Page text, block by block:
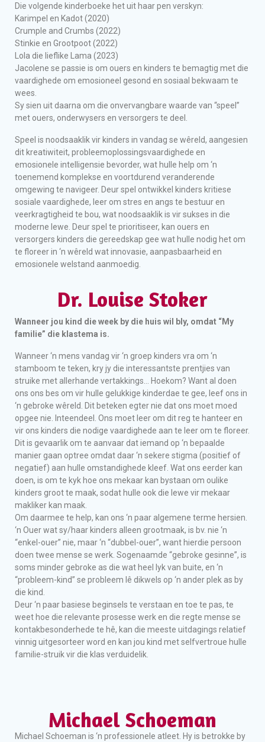
Die volgende kinderboeke het uit haar pen verskyn:
Karimpel en Kadot (2020)
Crumple and Crumbs (2022)
Stinkie en Grootpoot (2022)
Lola die lieflike Lama (2023)
Jacolene se passie is om ouers en kinders te bemagtig met die
vaardighede om emosioneel gesond en sosiaal bekwaam te
wees.
Sy sien uit daarna om die onvervangbare waarde van “speel”
met ouers, onderwysers en versorgers te deel.
Speel is noodsaaklik vir kinders in vandag se wêreld, aangesien
dit kreatiwiteit, probleemoplossingsvaardighede en
emosionele intelligensie bevorder, wat hulle help om ‘n
toenemend komplekse en voortdurend veranderende
omgewing te navigeer. Deur spel ontwikkel kinders kritiese
sosiale vaardighede, leer om stres en angs te bestuur en
veerkragtigheid te bou, wat noodsaaklik is vir sukses in die
moderne lewe. Deur spel te prioritiseer, kan ouers en
versorgers kinders die gereedskap gee wat hulle nodig het om
te floreer in ‘n wêreld wat innovasie, aanpasbaarheid en
emosionele welstand aanmoedig.
Dr. Louise Stoker
Wanneer jou kind die week by die huis wil bly, omdat “My
familie” die klastema is.
Wanneer ‘n mens vandag vir ‘n groep kinders vra om ‘n
stamboom te teken, kry jy die interessantste prentjies van
struike met allerhande vertakkings… Hoekom? Want al doen
ons ons bes om vir hulle gelukkige kinderdae te gee, leef ons in
‘n gebroke wêreld. Dit beteken egter nie dat ons moet moed
opgee nie. Inteendeel. Ons moet leer om dit reg te hanteer en
vir ons kinders die nodige vaardighede aan te leer om te floreer.
Dit is gevaarlik om te aanvaar dat iemand op ‘n bepaalde
manier gaan optree omdat daar ‘n sekere stigma (positief of
negatief) aan hulle omstandighede kleef. Wat ons eerder kan
doen, is om te kyk hoe ons mekaar kan bystaan om oulike
kinders groot te maak, sodat hulle ook die lewe vir mekaar
makliker kan maak.
Om daarmee te help, kan ons ‘n paar algemene terme hersien.
‘n Ouer wat sy/haar kinders alleen grootmaak, is bv. nie ‘n
“enkel-ouer” nie, maar ‘n “dubbel-ouer”, want hierdie persoon
doen twee mense se werk. Sogenaamde “gebroke gesinne”, is
soms minder gebroke as die wat heel lyk van buite, en ‘n
“probleem-kind” se probleem lê dikwels op ‘n ander plek as by
die kind.
Deur ‘n paar basiese beginsels te verstaan en toe te pas, te
weet hoe die relevante prosesse werk en die regte mense se
kontakbesonderhede te hê, kan die meeste uitdagings relatief
vinnig uitgesorteer word en kan jou kind met selfvertroue hulle
familie-struik vir die klas verduidelik.
Michael Schoeman
Michael Schoeman is ‘n professionele atleet. Hy is betrokke by